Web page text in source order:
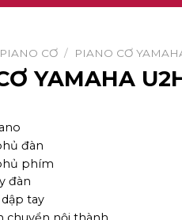
PIANO CƠ / PIANO CƠ
YAMAHA
đàn
phím
đàn
tay